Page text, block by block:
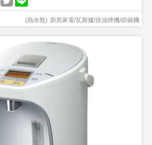
廚房家電/瓦斯爐/排油煙機/烘碗機
(熱水瓶)